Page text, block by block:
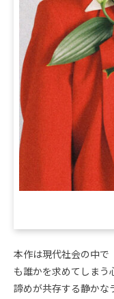
本作は現代社会の中で
も誰かを求めてしまう
諦めが共存する静かな